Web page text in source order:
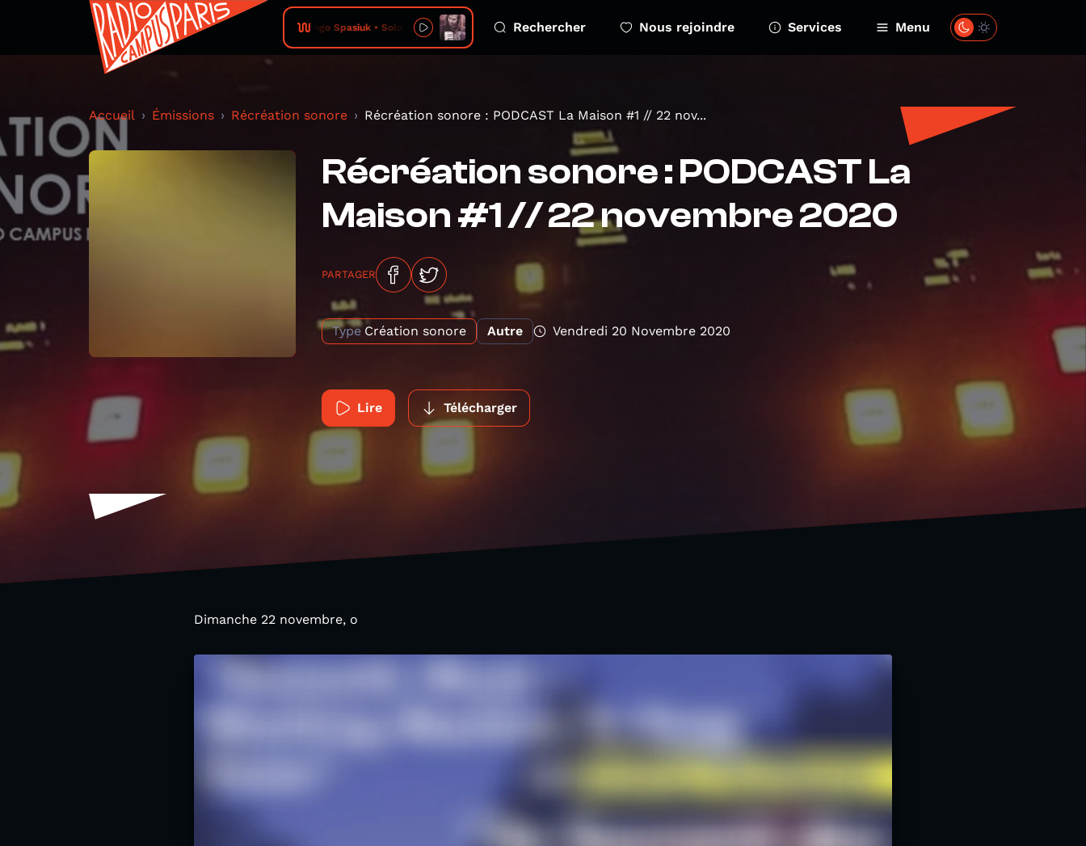
Chango Spasiuk • Solo Para Mi Rechercher Nous rejoindre Services Menu
Accueil Émissions Récréation sonore Récréation sonore : PODCAST La Maison #1 // 22 nov...
Récréation sonore : PODCAST La
Maison #1 // 22 novembre 2020
PARTAGER
Type Création sonore Autre Vendredi 20 Novembre 2020
Lire Télécharger
Dimanche 22 novembre, o